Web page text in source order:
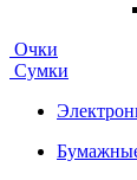
Очки
Сумки